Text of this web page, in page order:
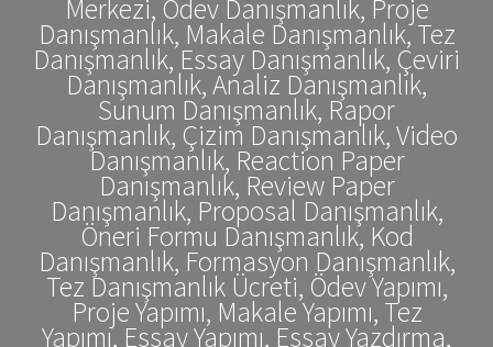
Merkezi, Ödev Danışmanlık, Proje
Danışmanlık, Makale Danışmanlık, Tez
Danışmanlık, Essay Danışmanlık, Çeviri
Danışmanlık, Analiz Danışmanlık,
Sunum Danışmanlık, Rapor
Danışmanlık, Çizim Danışmanlık, Video
Danışmanlık, Reaction Paper
Danışmanlık, Review Paper
Danışmanlık, Proposal Danışmanlık,
Öneri Formu Danışmanlık, Kod
Danışmanlık, Formasyon Danışmanlık,
Tez Danışmanlık Ücreti, Ödev Yapımı,
Proje Yapımı, Makale Yapımı, Tez
Yapımı, Essay Yapımı, Essay Yazdırma,